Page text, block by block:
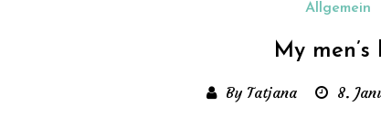
Allgemein
My men’s
By Tatjana 8.